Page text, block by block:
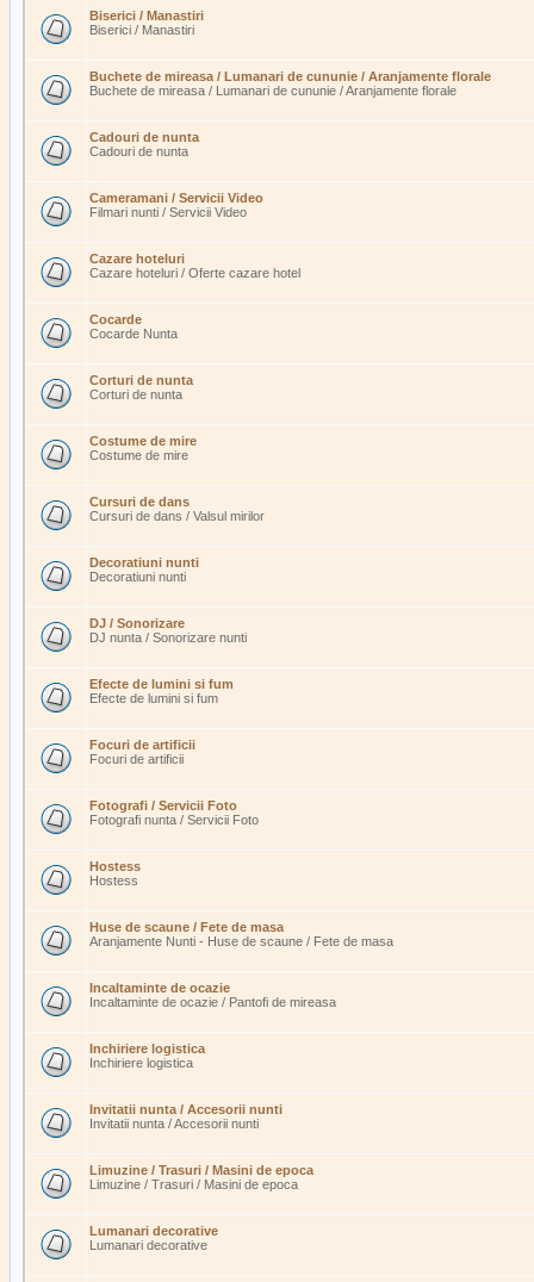
Biserici / Manastiri
Biserici / Manastiri
Buchete de mireasa / Lumanari de cununie / Aranjamente florale
Buchete de mireasa / Lumanari de cununie / Aranjamente florale
Cadouri de nunta
Cadouri de nunta
Cameramani / Servicii Video
Filmari nunti / Servicii Video
Cazare hoteluri
Cazare hoteluri / Oferte cazare hotel
Cocarde
Cocarde Nunta
Corturi de nunta
Corturi de nunta
Costume de mire
Costume de mire
Cursuri de dans
Cursuri de dans / Valsul mirilor
Decoratiuni nunti
Decoratiuni nunti
DJ / Sonorizare
DJ nunta / Sonorizare nunti
Efecte de lumini si fum
Efecte de lumini si fum
Focuri de artificii
Focuri de artificii
Fotografi / Servicii Foto
Fotografi nunta / Servicii Foto
Hostess
Hostess
Huse de scaune / Fete de masa
Aranjamente Nunti - Huse de scaune / Fete de masa
Incaltaminte de ocazie
Incaltaminte de ocazie / Pantofi de mireasa
Inchiriere logistica
Inchiriere logistica
Invitatii nunta / Accesorii nunti
Invitatii nunta / Accesorii nunti
Limuzine / Trasuri / Masini de epoca
Limuzine / Trasuri / Masini de epoca
Lumanari decorative
Lumanari decorative